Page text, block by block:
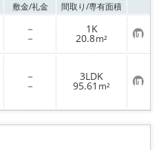
敷金/礼金 間取り/専有面積
－
－
1K
20.8m² お
気
に
入
り
登
録
－
－
3LDK
95.61 m² お
気
に
入
り